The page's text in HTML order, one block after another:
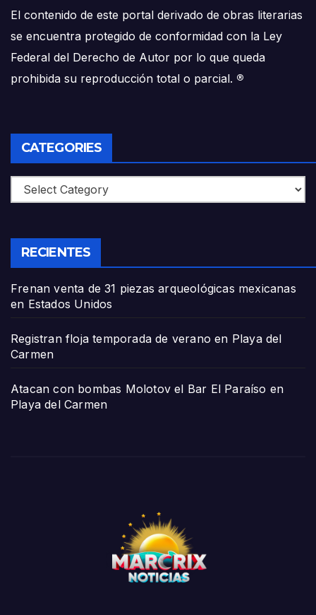
El contenido de este portal derivado de obras literarias
se encuentra protegido de conformidad con la Ley
Federal del Derecho de Autor por lo que queda
prohibida su reproducción total o parcial. ®
CATEGORIES
Categories
RECIENTES
Frenan venta de 31 piezas arqueológicas mexicanas
en Estados Unidos
Registran floja temporada de verano en Playa del
Carmen
Atacan con bombas Molotov el Bar El Paraíso en
Playa del Carmen